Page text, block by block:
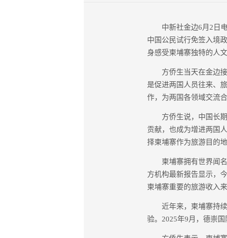
中新社金边6月2日电 (
中国公民试行免签入境
身感受柬埔寨独特的人
方侨生当天在金边接
是促进两国人员往来、
作，为两国各领域交流
方侨生说，中国长期
贡献，也成为增进两国
择柬埔寨作为旅游目的地
柬埔寨拥有世界闻名
方机构最新报告显示，
柬埔寨重要的旅游收入来
近年来，柬埔寨持续
验。2025年9月，德崇